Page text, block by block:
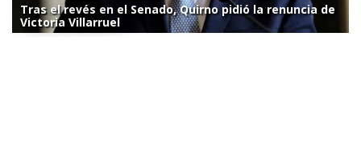
Tras el revés en el Senado, Quirno pidió la renuncia de
Victoria Villarruel